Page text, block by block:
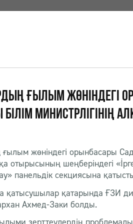
ҒЫЛЫМ ЖӨНІНДЕГІ
МИНИСТРЛІГІНІҢ
жөніндегі орынбасары
отырысының шеңберіндегі
панельдік секциясына
қатысушылар қатарында ҒЗИ
Ахмед-Заки болды.